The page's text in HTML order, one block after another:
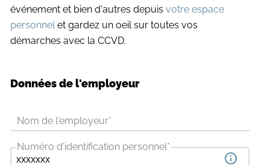
événement et bien d'autres depuis votre espace
personnel et gardez un oeil sur toutes vos
démarches avec la CCVD.
Données de l'employeur
Nom de l'employeur*
Numéro d'identification personnel*